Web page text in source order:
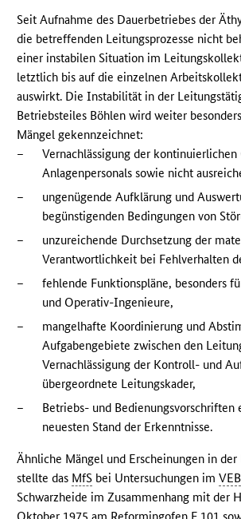
Seit Aufnahme des Dauerbetriebes der
die betreffenden Leitungsprozesse nicht
einer instabilen Situation im
letztlich bis auf die einzelnen
auswirkt. Die Instabilität in der
Betriebsteiles Böhlen wird weiter
Mängel gekennzeichnet:
–
Vernachlässigung der
Anlagenpersonals sowie nicht
–
ungenügende Aufklärung und
begünstigenden Bedingungen von
–
unzureichende Durchsetzung der
Verantwortlichkeit bei Fehlverhalten
–
fehlende Funktionspläne, besonders
und Operativ-Ingenieure,
–
mangelhafte Koordinierung und
Aufgabengebiete zwischen den
Vernachlässigung der Kontroll- und
übergeordnete Leitungskader,
–
Betriebs- und Bedienungsvorschriften
neuesten Stand der Erkenntnisse.
Ähnliche Mängel und Erscheinungen in
stellte das MfS bei Untersuchungen imVEB
Schwarzheide im Zusammenhang mit der